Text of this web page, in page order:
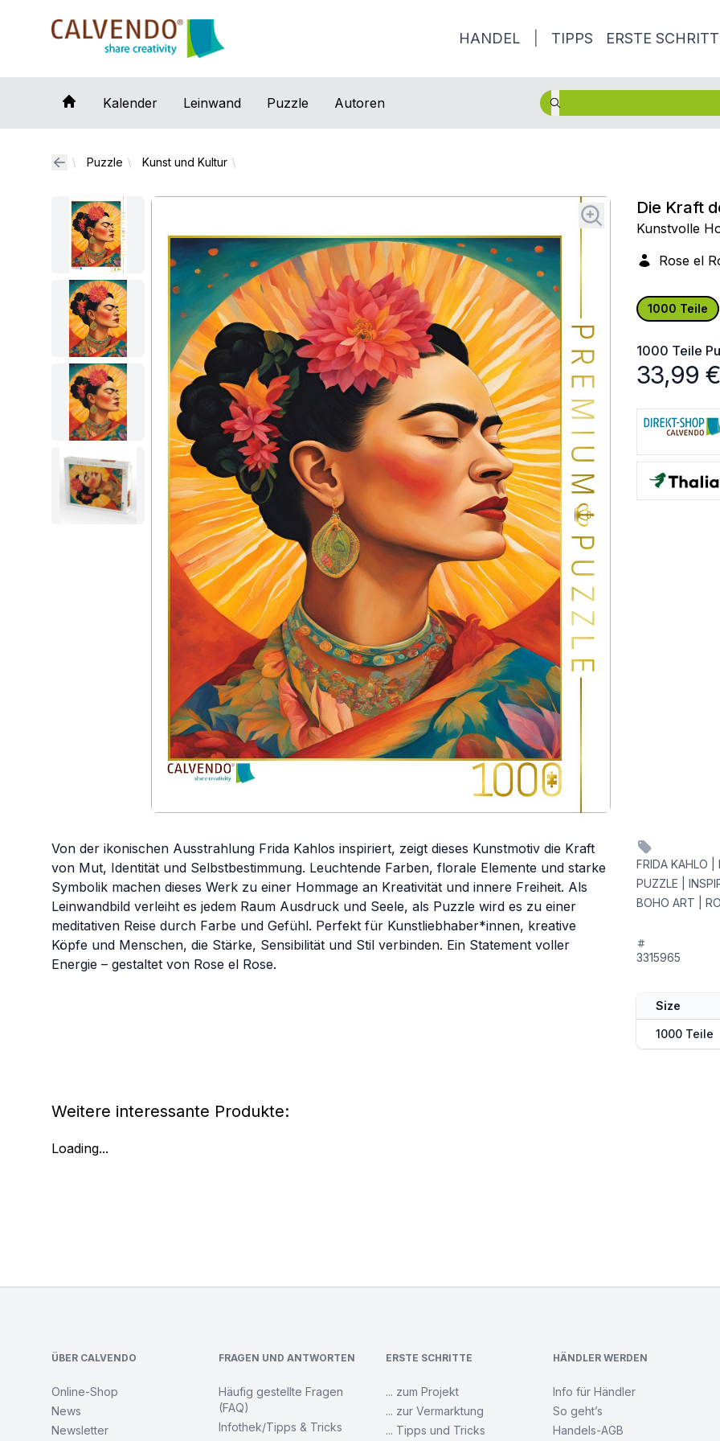
Calvendo
HANDEL TIPPS ERSTE
Kalender Leinwand Puzzle Autoren
Puzzle Kunst und Kultur
Die Kraft
Kunstvolle
Rose el
1000 Teile
1000 Teile
33,99 €
Von der ikonischen Ausstrahlung Frida Kahlos inspiriert, zeigt dieses Kunstmotiv die Kraft
von Mut, Identität und Selbstbestimmung. Leuchtende Farben, florale Elemente und starke
Symbolik machen dieses Werk zu einer Hommage an Kreativität und innere Freiheit. Als
Leinwandbild verleiht es jedem Raum Ausdruck und Seele, als Puzzle wird es zu einer
meditativen Reise durch Farbe und Gefühl. Perfekt für Kunstliebhaber*innen, kreative
Köpfe und Menschen, die Stärke, Sensibilität und Stil verbinden. Ein Statement voller
Energie – gestaltet von Rose el Rose.
FRIDA KAHLO
PUZZLE |
BOHO ART |
3315965
Size
1000 Teile
Weitere interessante Produkte:
Loading...
ÜBER CALVENDO
Online-Shop
News
Newsletter
FRAGEN UND ANTWORTEN
Häufig gestellte Fragen
(FAQ)
Infothek/Tipps & Tricks
ERSTE SCHRITTE
... zum Projekt
... zur Vermarktung
... Tipps und Tricks
HÄNDLER WERDEN
Info für Händler
So geht’s
Handels-AGB